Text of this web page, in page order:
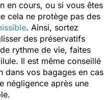
en cours, ou si vous êtes
cela ne protège pas des
. Ainsi, sortez
des préservatifs
rythme de vie, faites
Il est même conseillé
dans vos bagages en cas
négligence après une